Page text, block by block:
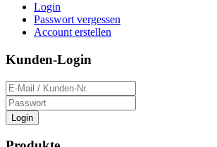
Login
Passwort vergessen
Account erstellen
Kunden-Login
Login